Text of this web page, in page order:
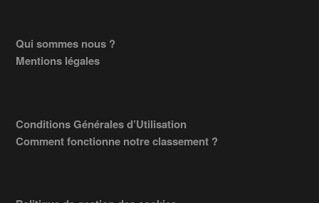
Footer
Qui sommes nous ?
Mentions légales
Conditions Générales d’Utilisation
Comment fonctionne notre classement ?